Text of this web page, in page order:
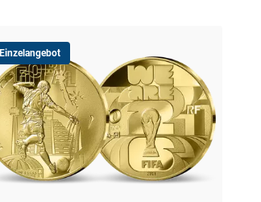
Einzelangebot